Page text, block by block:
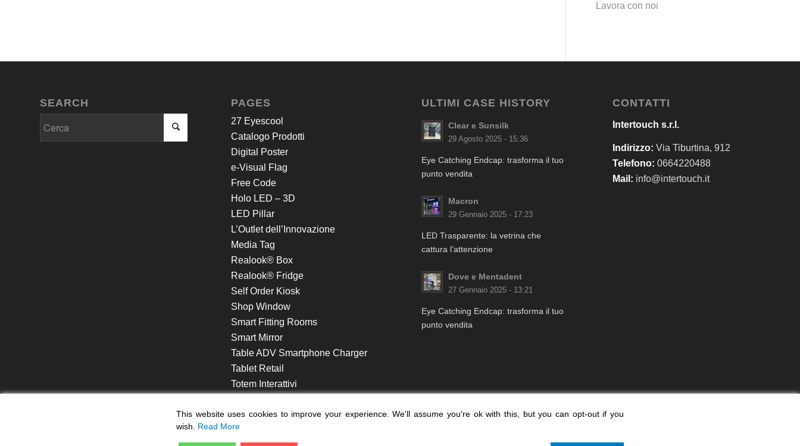
Lavora con noi
SEARCH PAGES
27 Eyescool
Catalogo Prodotti
Digital Poster
e-Visual Flag
Free Code
Holo LED – 3D
LED Pillar
L’Outlet dell’Innovazione
Media Tag
Realook® Box
Realook® Fridge
Self Order Kiosk
Shop Window
Smart Fitting Rooms
Smart Mirror
Table ADV Smartphone Charger
Tablet Retail
Totem Interattivi
ULTIMI CASE HISTORY
Clear e Sunsilk
29 Agosto 2025 - 15:36
Eye Catching Endcap: trasforma il tuo
punto vendita
Macron
29 Gennaio 2025 - 17:23
LED Trasparente: la vetrina che
cattura l’attenzione
Dove e Mentadent
27 Gennaio 2025 - 13:21
Eye Catching Endcap: trasforma il tuo
punto vendita
CONTATTI
Intertouch s.r.l.
Indirizzo: Via Tiburtina, 912
Telefono: 0664220488
Mail: info@intertouch.it
This website uses cookies to improve your experience. We'll assume you're ok with this, but you can opt-out if you
wish. Read More